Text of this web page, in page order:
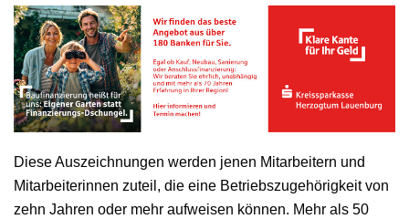
Diese Auszeichnungen werden jenen Mitarbeitern und
Mitarbeiterinnen zuteil, die eine Betriebszugehörigkeit von
zehn Jahren oder mehr aufweisen können. Mehr als 50